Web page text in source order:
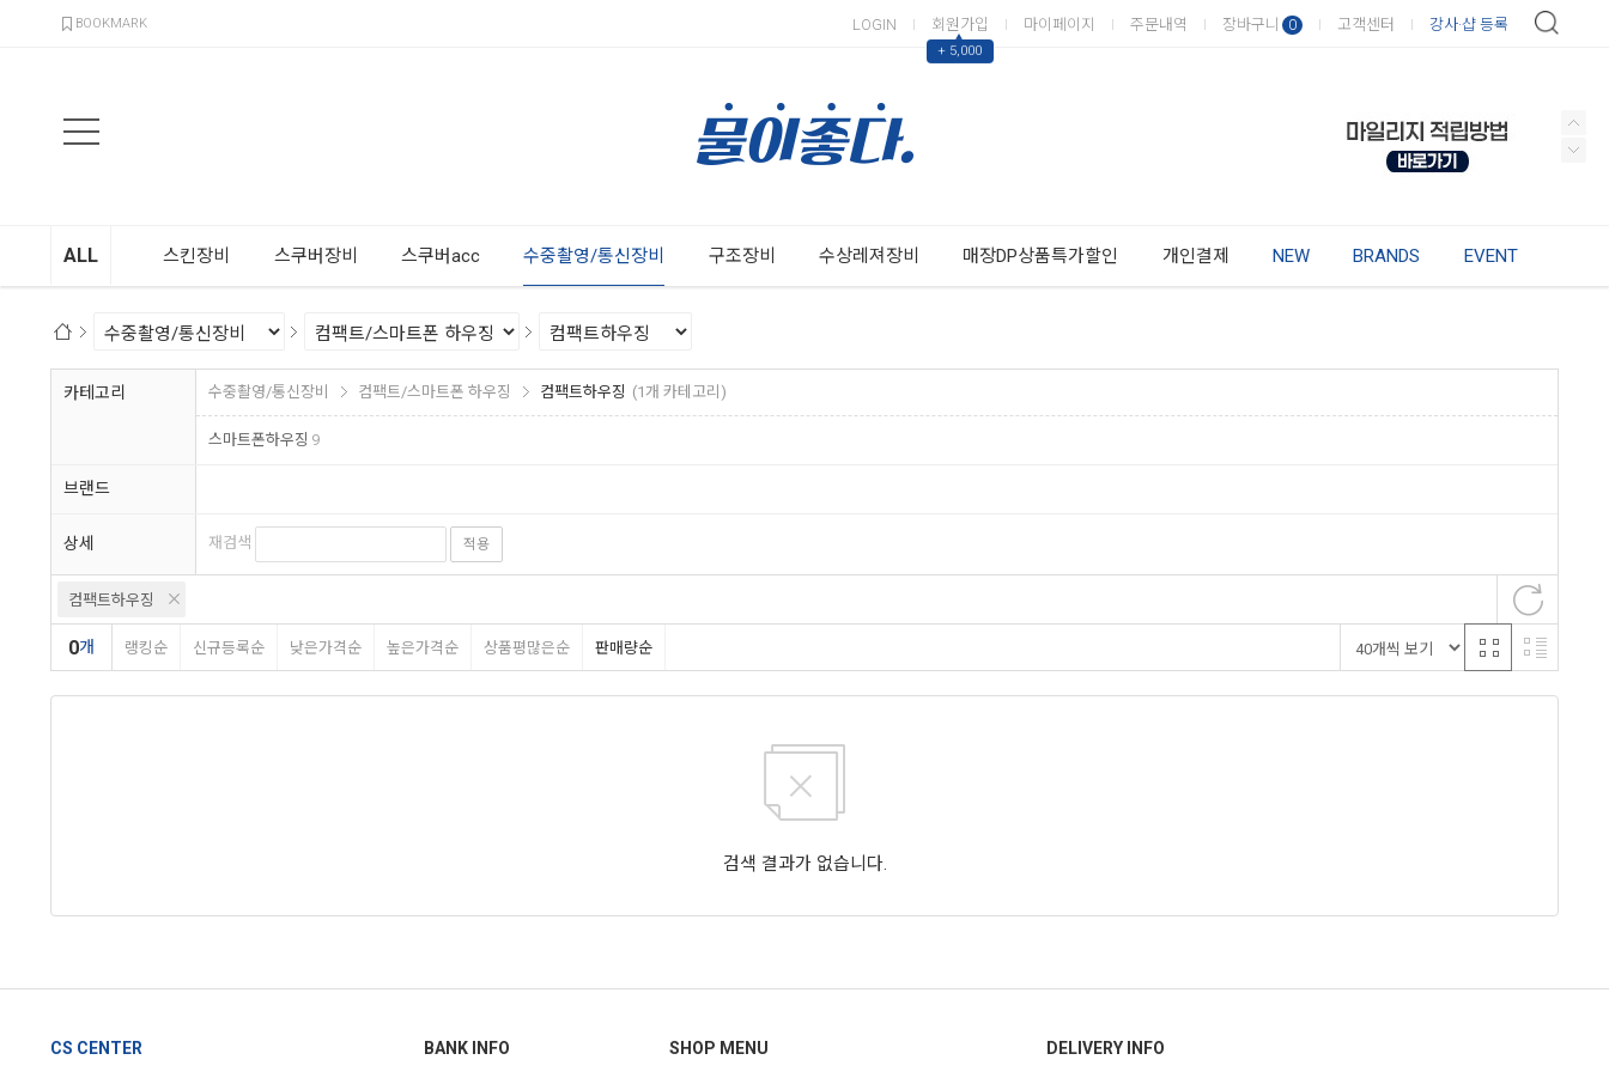
BOOKMARK LOGIN 회원가입
▲
+ 5,000
마이페이지 주문내역 장바구니 0 고객센터 강사·샵 등록
ALL 스킨장비 스쿠버장비 스쿠버acc 수중촬영/통신장비 구조장비 수상레져장비 매장DP상품특가할인 개인결제 NEW BRANDS EVENT
카테고리 수중촬영/통신장비 컴팩트/스마트폰 하우징 컴팩트하우징 (1개 카테고리)
스마트폰하우징 9
브랜드
상세 재검색 적용
컴팩트하우징
0개 랭킹순 신규등록순 낮은가격순 높은가격순 상품평많은순 판매량순
검색 결과가 없습니다.
CS CENTER BANK INFO SHOP MENU DELIVERY INFO